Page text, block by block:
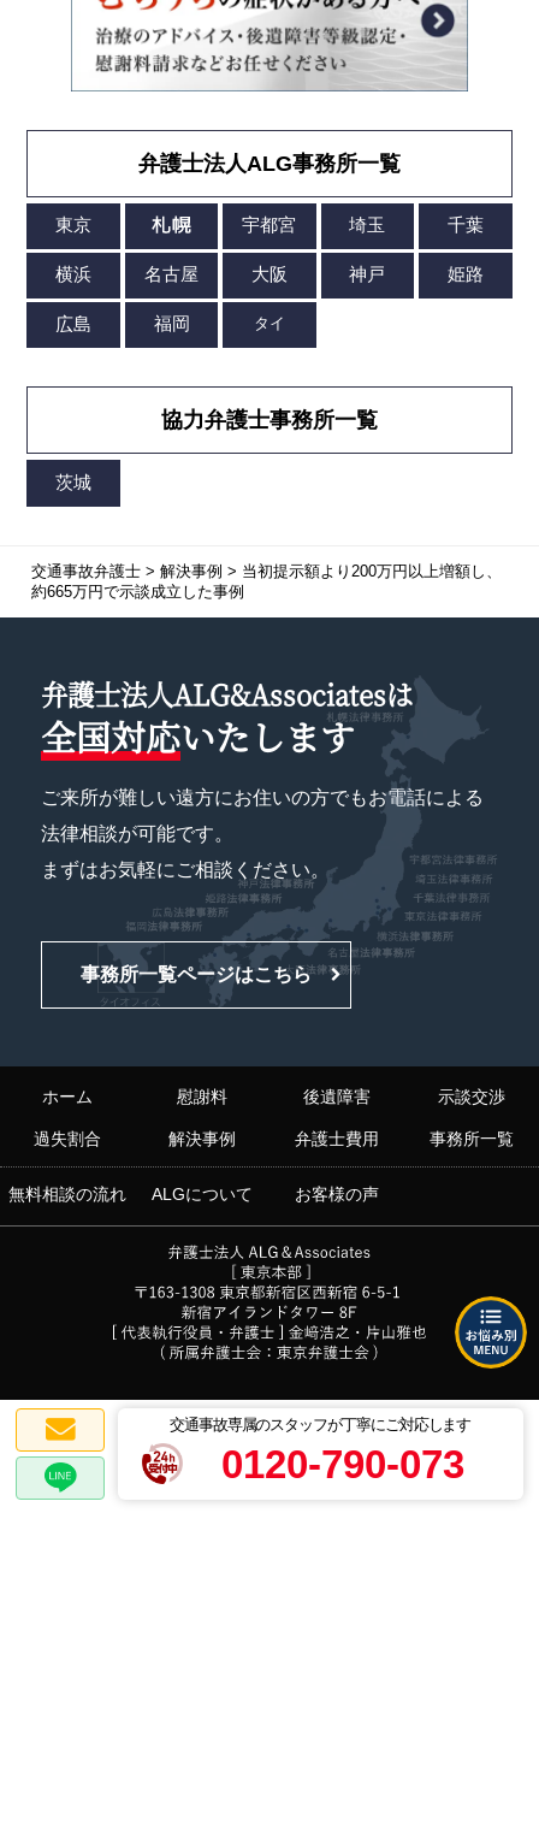
交通事故専属のスタッフが丁寧にご対応します
0120-790-073
弁護士法人ALG事務所一覧
協力弁護士事務所一覧
交通事故弁護士> 解決事例 > 当初提示額より200万円以上増額し、
約665万円で示談成立した事例
弁護士法人ALG&Associatesは
全国対応いたします
ご来所が難しい遠方にお住いの方でもお電話による
法律相談が可能です。
まずはお気軽にご相談ください。
事務所一覧ページはこちら
ホーム 慰謝料 後遺障害 示談交渉
過失割合 解決事例 弁護士費用 事務所一覧
無料相談の流れ ALGについて お客様の声